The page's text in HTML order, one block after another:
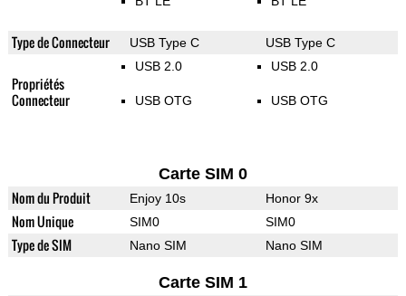
Type de Connecteur USB Type C USB Type C
Propriétés
Connecteur
USB 2.0
USB OTG
USB 2.0
USB OTG
Carte SIM 0
Nom du Produit Enjoy 10s Honor 9x
Nom Unique SIM0 SIM0
Type de SIM Nano SIM Nano SIM
Carte SIM 1